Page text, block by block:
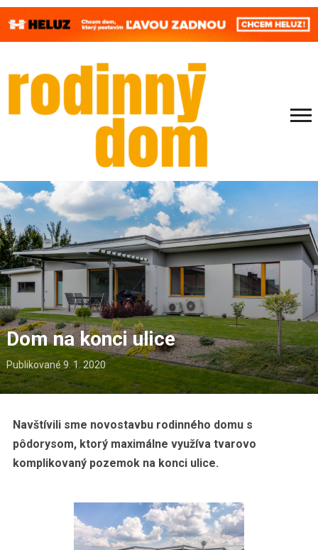
Dom na konci ulice
Publikované9. 1. 2020
Navštívili sme novostavbu rodinného domu s
pôdorysom, ktorý maximálne využíva tvarovo
komplikovaný pozemok na konci ulice.